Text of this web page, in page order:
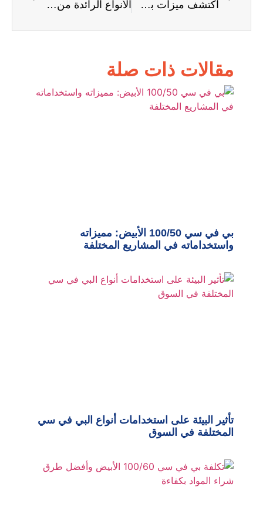
اكتشف ميزات بي في سي 55 الشفاف والأسود وأفضل تطبيقاته العملية الأنواع الرائدة من بي في سي المحبب ودورها في تعزيز كفاءة الصناعات
مقالات ذات صلة
بي في سي 100/50 الأبيض: مميزاته
واستخداماته في المشاريع المختلفة
تأثير البيئة على استخدامات أنواع البي في سي
المختلفة في السوق